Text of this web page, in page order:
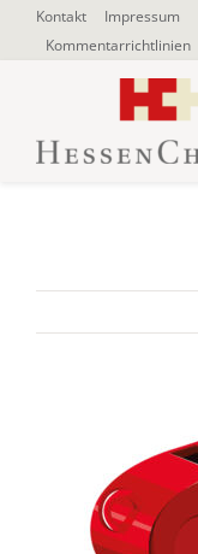
Zum
Inhalt
Kontakt Impressum
Kommentarrichtlinien
Über uns